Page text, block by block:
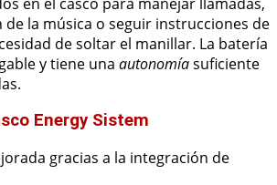
la música o seguir instrucciones de
de soltar el manillar. La batería
y tiene una autonomíasuficiente
Energy Sistem
gracias a la integración de